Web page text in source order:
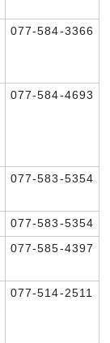
077-584-3366
077-584-4693
077-583-5354
077-583-5354
077-585-4397
077-514-2511